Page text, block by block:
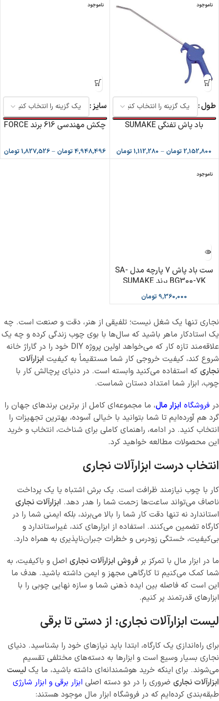
ناموجود
طول
باد پاش تفنگی SUMAKE
2,152,800 تومان –
1,112,280 تومان
ناموجود
سایز
چکش مهندسی 616 برند FORCE
4,948,496 تومان –
1,827,526 تومان
ناموجود
ست باد پاش 7 پارچه مدل SA-
BG300-7K برند SUMAKE
9,360,000 تومان
نجاری تنها یک شغل نیست؛ تلفیقی از هنر، دقت و صنعت است. چه
یک استادکار ماهر باشید که سال‌ها با بوی چوب زندگی کرده و چه یک
علاقه‌مند تازه کار که می‌خواهد اولین پروژه DIY خود را در گاراژ خانه
شروع کند، کیفیت خروجی کار شما مستقیماً به کیفیت ابزارآلات
نجاری که استفاده می‌کنید وابسته است. در دنیای پرچالش کار با
چوب، ابزار شما امتداد دستان شماست.
در فروشگاه ابزار مال، ما مجموعه‌ای کامل از برترین برندهای جهان را
گرد هم آورده‌ایم تا شما بتوانید با خیالی آسوده، بهترین تجهیزات را
انتخاب کنید. در ادامه، راهنمای کاملی برای شناخت، انتخاب و خرید
این محصولات مطالعه خواهید کرد.
انتخاب درست ابزارآلات نجاری
کار با چوب نیازمند ظرافت است. یک برش اشتباه یا یک پرداخت
ناصاف می‌تواند ساعت‌ها زحمت شما را هدر دهد. ابزارآلات نجاری
استاندارد نه تنها دقت کار شما را بالا می‌برند، بلکه ایمنی شما را در
کارگاه تضمین می‌کنند. استفاده از ابزارهای کند، غیراستاندارد و
بی‌کیفیت، خستگی زودرس و خطرات جبران‌ناپذیری به همراه دارد.
ما در ابزار مال با تمرکز بر فروش ابزارآلات نجاری اصل و باکیفیت، به
شما کمک می‌کنیم تا کارگاهی مجهز و ایمن داشته باشید. هدف ما
این است که فاصله بین ایده ذهنی شما و سازه نهایی چوبی را با
ابزارهای قدرتمند پر کنیم.
لیست ابزارآلات نجاری: از دستی تا برقی
برای راه‌اندازی یک کارگاه، ابتدا باید نیازهای خود را بشناسید. دنیای
نجاری بسیار وسیع است و ابزارها به دسته‌های مختلفی تقسیم
می‌شوند. برای اینکه خرید هوشمندانه‌ای داشته باشید، ما یک لیست
ابزارآلات نجاری ضروری را در دو دسته اصلی ابزار برقی و ابزار شارژی
طبقه‌بندی کرده‌ایم که در فروشگاه ابزار مال موجود هستند: